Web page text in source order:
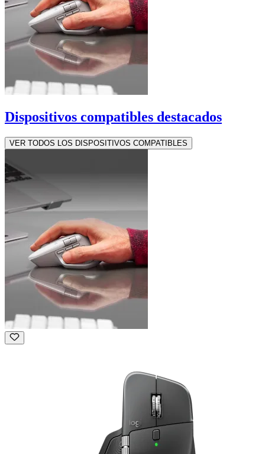
Dispositivos compatibles destacados
VER TODOS LOS DISPOSITIVOS COMPATIBLES